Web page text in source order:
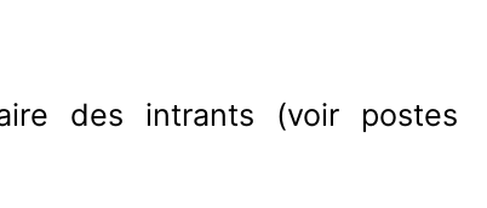
des intrants (voir postes